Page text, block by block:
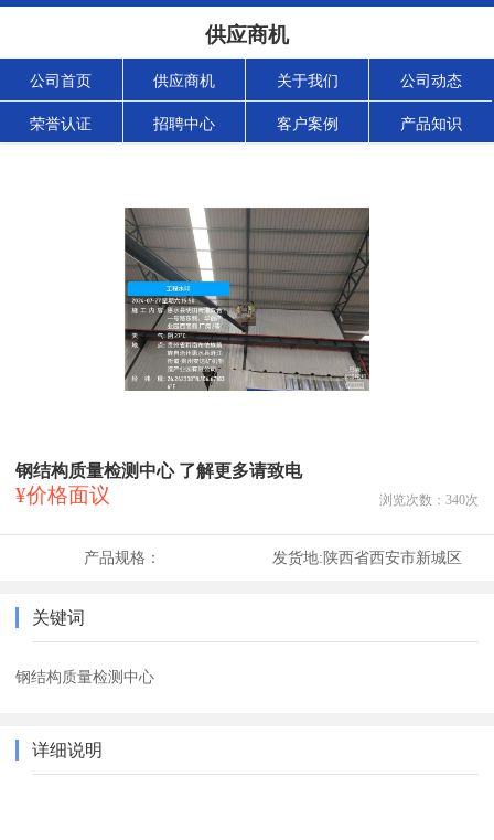
供应商机
公司首页 供应商机 关于我们 公司动态
荣誉认证 招聘中心 客户案例 产品知识
钢结构质量检测中心 了解更多请致电
¥价格面议 浏览次数： 340次
产品规格： 发货地:陕西省西安市新城区
关键词
钢结构质量检测中心
详细说明